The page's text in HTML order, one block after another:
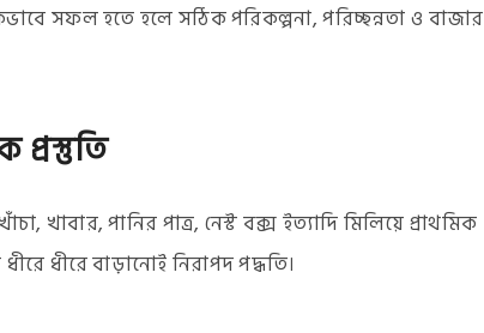
সফল হতে হলে সঠিক পরিকল্পনা, পরিচ্ছন্নতা ও বাজার
খাবার, পানির পাত্র, নেস্ট বক্স ইত্যাদি মিলিয়ে প্রাথমিক
ধীরে বাড়ানোই নিরাপদ পদ্ধতি।